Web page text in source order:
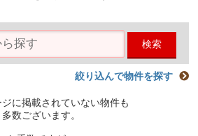
検索
絞り込んで物件を探す
に掲載されていない物件も
多数ございます。